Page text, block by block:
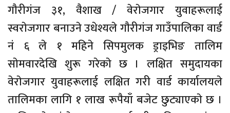
गाैरीगंज ३१, वैशाख / वेराेजगार युवाहरूलाई
स्वराेजगार बनाउने उधेश्यले गाैरीगंज गाउँपालिका वार्ड
नं ६ ले १ महिने सिपमुलक ड्राइभिङ तालिम
साेमवारदेखि शुरू गरेकाे छ । लक्षित समुदायका
वेराेजगार युवाहरूलाई लक्षित गरी वार्ड कार्यालयले
तालिमका लागि १ लाख रूपैयाँ बजेट छुट्याएकाे छ ।